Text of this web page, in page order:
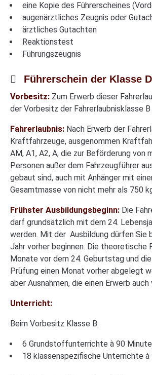
eine Kopie des Führerscheines
augenärztliches Zeugnis oder
ärztliches Gutachten
Reaktionstest
Führungszeugnis
Führerschein der Klasse
Vorbesitz: Zum Erwerb dieser
der Vorbesitz der Fahrerlaubnisklasse
Fahrerlaubnis: Nach Erwerb der
Kraftfahrzeuge, ausgenommen
AM, A1, A2, A, die zur Beförderung von
Personen außer dem Fahrzeugführer
gebaut sind, auch mit Anhänger mit
Gesamtmasse von nicht mehr als 750
Frühster Ausbildungsbeginn: Die
darf grundsätzlich mit dem 24.
werden. Mit der Ausbildung dürfen Sie
Jahr vorher beginnen. Die theoretische
Monate vor dem 24. Geburtstag und
Prüfung einen Monat vorher abgelegt
aber Ausnahmen, die einen Erwerb auch
Unterricht:
Beim Vorbesitz Klasse B:
6 Grundstoffunterrichte à 90
18 klassenspezifische Unterrichte à